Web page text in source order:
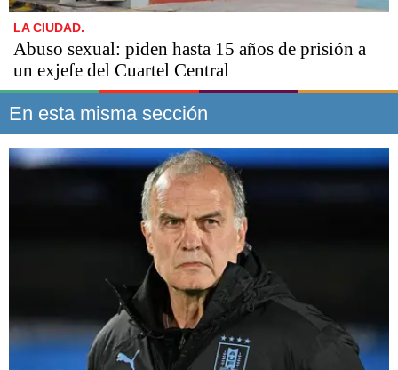
LA CIUDAD.
Abuso sexual: piden hasta 15 años de prisión a
un exjefe del Cuartel Central
En esta misma sección